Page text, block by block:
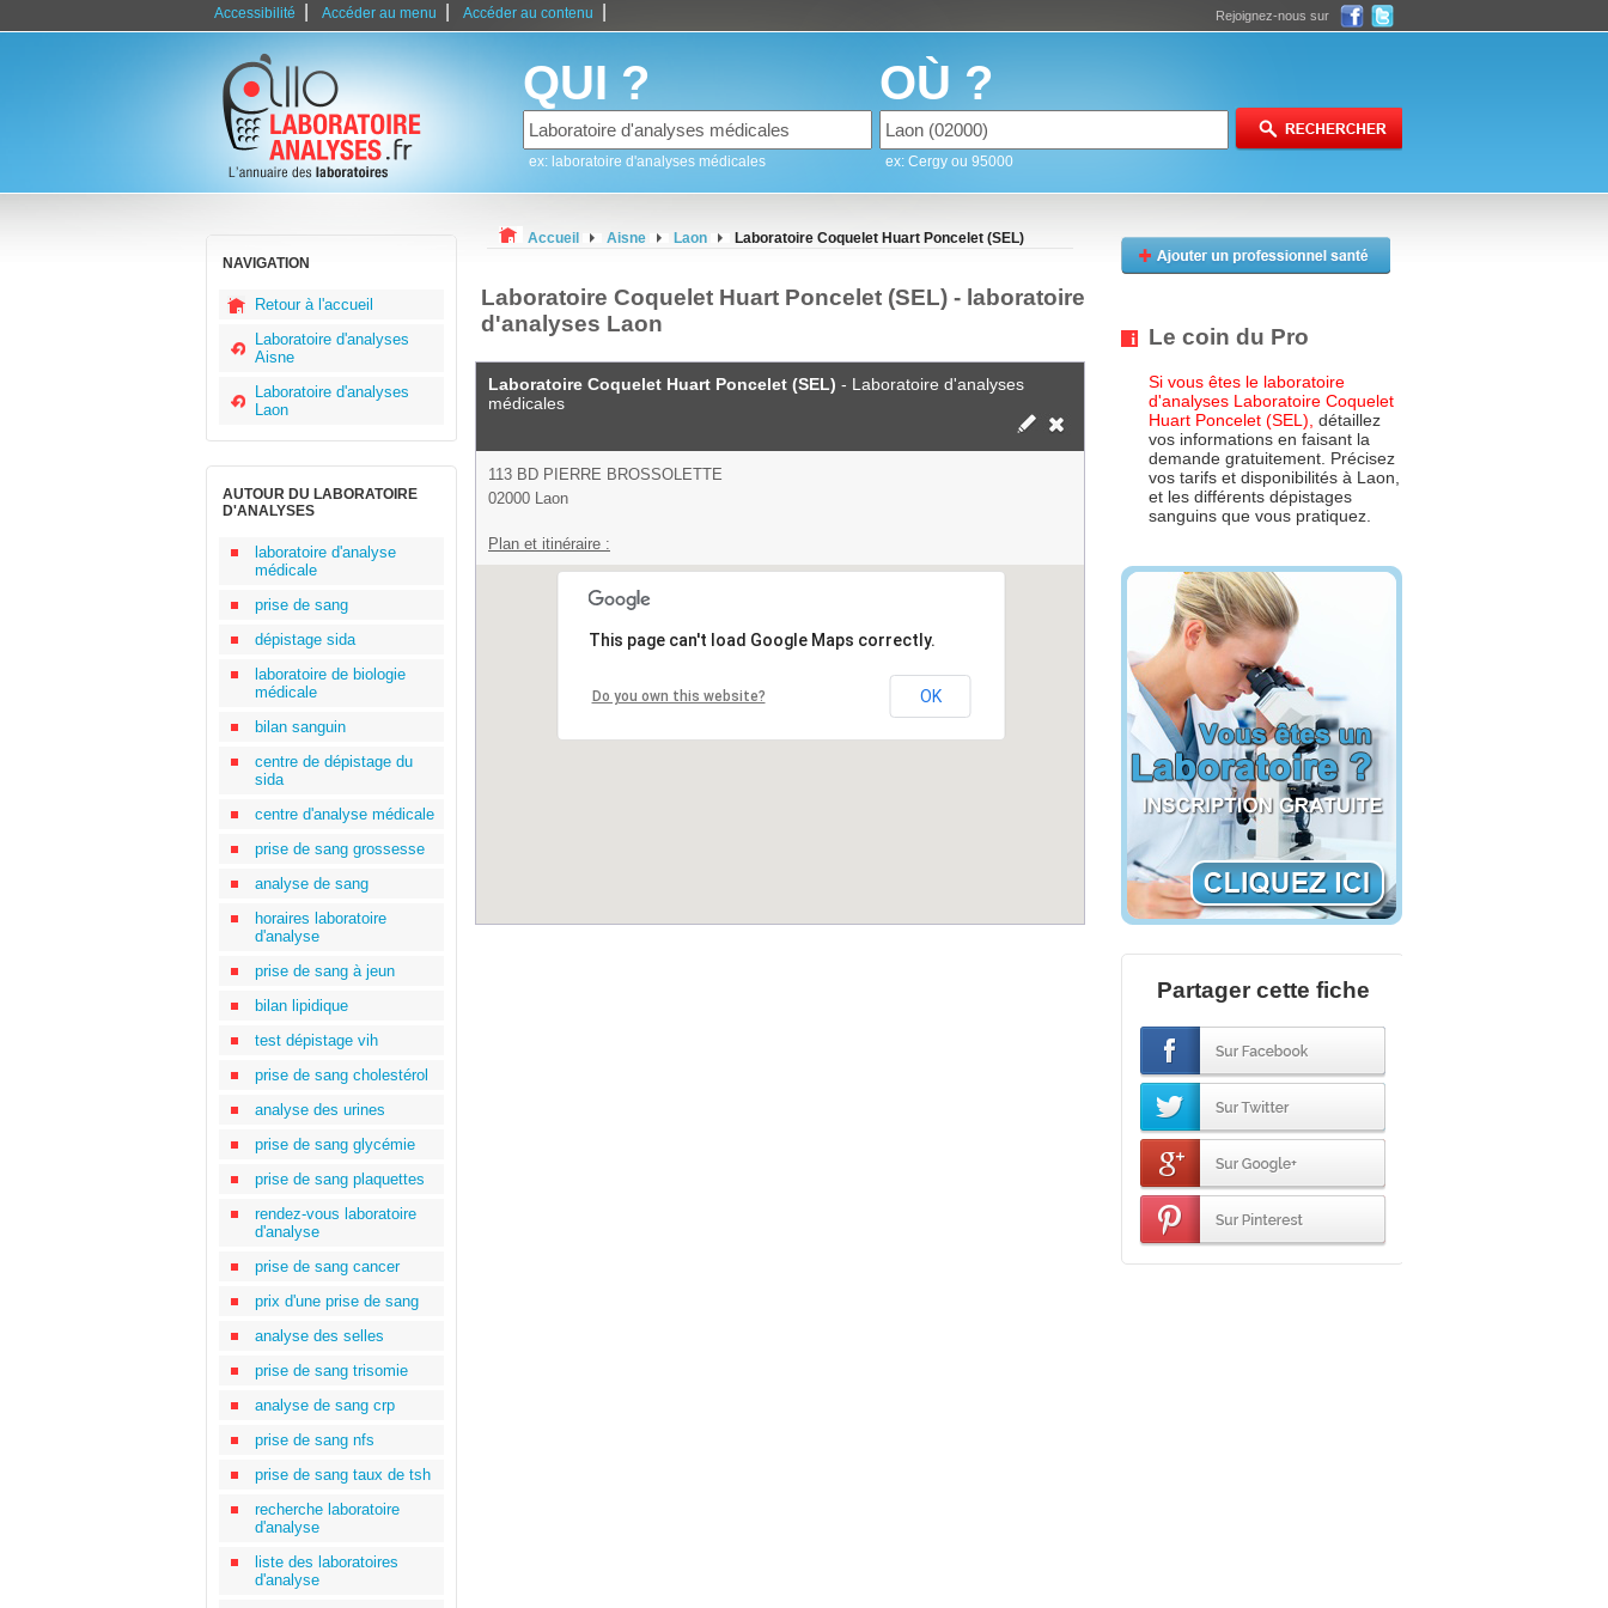
Accessibilité Accéder au menu Accéder au contenu Rejoignez-nous sur
QUI ?
ex: laboratoire d'analyses médicales
OÙ ?
ex: Cergy ou 95000
NAVIGATION
Retour à l'accueil
Laboratoire d'analyses
Aisne
Laboratoire d'analyses
Laon
AUTOUR DU LABORATOIRE
D'ANALYSES
laboratoire d'analyse
médicale
prise de sang
dépistage sida
laboratoire de biologie
médicale
bilan sanguin
centre de dépistage du
sida
centre d'analyse médicale
prise de sang grossesse
analyse de sang
horaires laboratoire
d'analyse
prise de sang à jeun
bilan lipidique
test dépistage vih
prise de sang cholestérol
analyse des urines
prise de sang glycémie
prise de sang plaquettes
rendez-vous laboratoire
d'analyse
prise de sang cancer
prix d'une prise de sang
analyse des selles
prise de sang trisomie
analyse de sang crp
prise de sang nfs
prise de sang taux de tsh
recherche laboratoire
d'analyse
liste des laboratoires
d'analyse
Accueil Aisne Laon Laboratoire Coquelet Huart Poncelet (SEL)
Laboratoire Coquelet Huart Poncelet (SEL) - laboratoire
d'analyses Laon
Laboratoire Coquelet Huart Poncelet (SEL) - Laboratoire d'analyses
médicales
113 BD PIERRE BROSSOLETTE
02000 Laon
Plan et itinéraire :
This page can't load Google Maps correctly.
Do you own this website? OK
Le coin du Pro
Si vous êtes le laboratoire
d'analyses Laboratoire Coquelet
Huart Poncelet (SEL), détaillez
vos informations en faisant la
demande gratuitement. Précisez
vos tarifs et disponibilités à Laon,
et les différents dépistages
sanguins que vous pratiquez.
Partager cette fiche